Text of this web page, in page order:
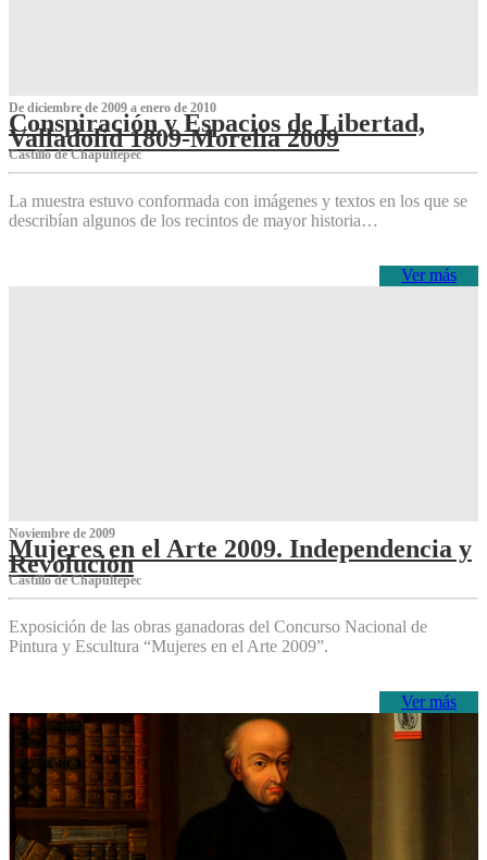
De diciembre de 2009 a enero de 2010
Conspiración y Espacios de Libertad,
Valladolid 1809-Morelia 2009
Castillo de Chapultepec
La muestra estuvo conformada con imágenes y textos en los que se
describían algunos de los recintos de mayor historia…
Ver más
Noviembre de 2009
Mujeres en el Arte 2009. Independencia y
Revolución
Castillo de Chapultepec
Exposición de las obras ganadoras del Concurso Nacional de
Pintura y Escultura “Mujeres en el Arte 2009”.
Ver más